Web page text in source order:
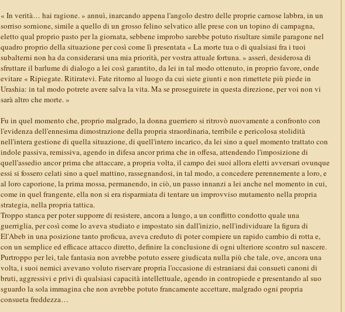
« In verità… hai ragione. » annuì, inarcando appena l'angolo destro delle proprie carnose labbra, in un
sorriso sornione, simile a quello di un grosso felino selvatico alle prese con un topino di campagna,
eletto qual proprio pasto per la giornata, sebbene improbo sarebbe potuto risultare simile paragone nel
quadro proprio della situazione per così come lì presentata « La morte tua o di qualsiasi fra i tuoi
subalterni non ha da considerarsi una mia priorità, per vostra attuale fortuna. » asserì, desiderosa di
sfruttare il barlume di dialogo a lei così garantito, da lei in tal modo ottenuto, in proprio favore, onde
evitare « Ripiegate. Ritiratevi. Fate ritorno al luogo da cui siete giunti e non rimettete più piede in
Urashia: in tal modo potrete avere salva la vita. Ma se proseguirete in questa direzione, per voi non vi
sarà altro che morte. »
Fu in quel momento che, proprio malgrado, la donna guerriero si ritrovò nuovamente a confronto con
l'evidenza dell'ennesima dimostrazione della propria straordinaria, terribile e pericolosa stolidità
nell'intera gestione di quella situazione, di quell'intero incarico, da lei sino a quel momento trattato con
indole passiva, remissiva, agendo in difesa ancor prima che in offesa, attendendo l'imposizione di
quell'assedio ancor prima che attaccare, a propria volta, il campo dei suoi allora eletti avversari ovunque
essi si fossero celati sino a quel mattino, rassegnandosi, in tal modo, a concedere perennemente a loro, e
al loro caporione, la prima mossa, permanendo, in ciò, un passo innanzi a lei anche nel momento in cui,
come in quel frangente, ella non si era risparmiata di tentare un improvviso mutamento nella propria
strategia, nella propria tattica.
Troppo stanca per poter supporre di resistere, ancora a lungo, a un conflitto condotto quale una
guerriglia, per così come lo aveva studiato e impostato sin dall'inizio, nell'individuare la figura di
El'Abeb in una posizione tanto proficua, aveva creduto di poter compiere un rapido cambio di rotta e,
con un semplice ed efficace attacco diretto, definire la conclusione di ogni ulteriore scontro sul nascere.
Purtroppo per lei, tale fantasia non avrebbe potuto essere giudicata nulla più che tale, ove, ancora una
volta, i suoi nemici avevano voluto riservare propria l'occasione di estraniarsi dai consueti canoni di
bruti, aggressivi e privi di qualsiasi capacità intellettuale, agendo in contropiede e presentando al suo
sguardo la sola immagina che non avrebbe potuto francamente accettare, malgrado ogni propria
consueta freddezza…